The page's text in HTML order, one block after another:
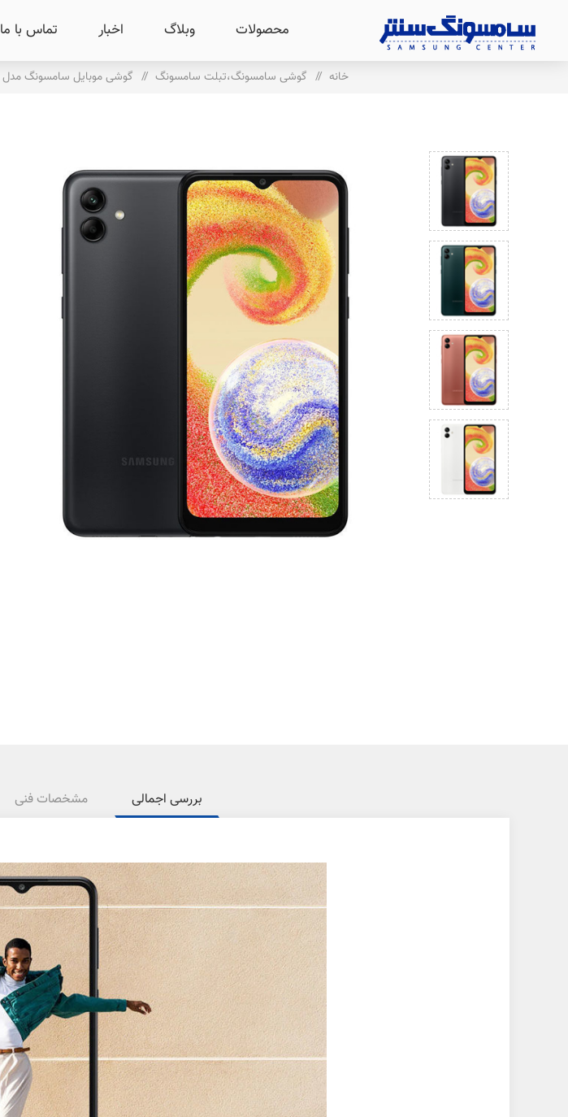
محصولات وبلاگ اخبار تماس با ما
خانه / گوشی سامسونگ،تبلت سامسونگ / گوشی موبایل سامسونگ مدل Galaxy A04 4G دو سیم کارت ظرفیت 64 گیگابایت و رم 4 گیگابایت
بررسی اجمالی مشخصات فنی